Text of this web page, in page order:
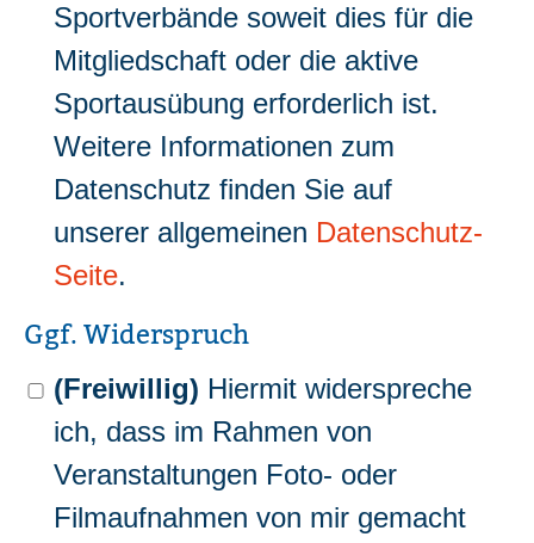
Sportverbände soweit dies für die
Mitgliedschaft oder die aktive
Sportausübung erforderlich ist.
Weitere Informationen zum
Datenschutz finden Sie auf
unserer allgemeinen Datenschutz-
Seite.
Ggf. Widerspruch
(Freiwillig) Hiermit widerspreche
ich, dass im Rahmen von
Veranstaltungen Foto- oder
Filmaufnahmen von mir gemacht